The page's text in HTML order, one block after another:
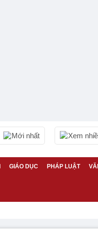
Mới nhất Xem
GIÁO DỤC PHÁP LUẬT